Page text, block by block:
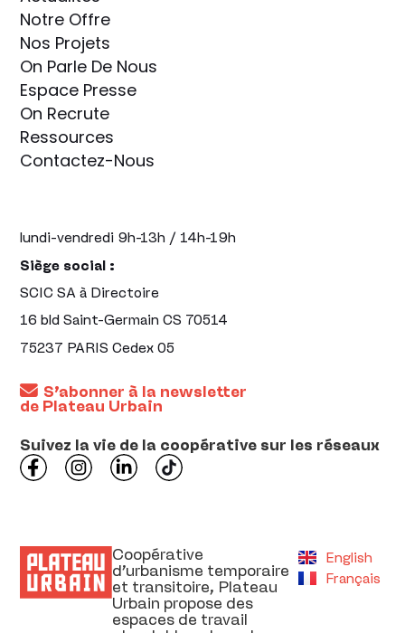
Coopérative
d’urbanisme temporaire
et transitoire, Plateau
Urbain propose des
espaces de travail
English
Français
lundi-vendredi 9h-13h / 14h-19h
Siège social :
SCIC SA à Directoire
16 bld Saint-Germain CS 70514
75237 PARIS Cedex 05
S’abonner à la newsletter
de Plateau Urbain
Suivez la vie de la coopérative sur les réseaux
Notre Offre
Nos Projets
On Parle De Nous
Espace Presse
On Recrute
Ressources
Contactez-Nous